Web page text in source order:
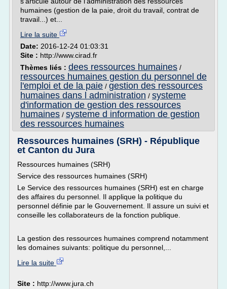
humaines (gestion de la paie, droit du travail, contrat de
travail...) et...
Lire la suite
Date: 2016-12-24 01:03:31
Site : http://www.cirad.fr
Thèmes liés : dees ressources humaines /
ressources humaines gestion du personnel de
l'emploi et de la paie / gestion des ressources
humaines dans l administration / systeme
d'information de gestion des ressources
humaines / systeme d information de gestion
des ressources humaines
Ressources humaines (SRH) - République
et Canton du Jura
Ressources humaines (SRH)
Service des ressources humaines (SRH)
Le Service des ressources humaines (SRH) est en charge
des affaires du personnel. Il applique la politique du
personnel définie par le Gouvernement. Il assure un suivi et
conseille les collaborateurs de la fonction publique.
La gestion des ressources humaines comprend notamment
les domaines suivants: politique du personnel,...
Lire la suite
Site : http://www.jura.ch